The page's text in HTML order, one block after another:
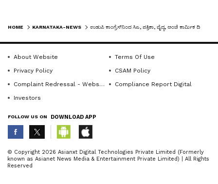
ಯಾದವ್ ಆಚಾರ್ಯ, ಅರ್ಚನಾ ದೇವಾಡಿಗ, ಸಚಿನ್
ಮತ್ತಿತರರು ಉಪಸ್ಥಿತರಿದ್ದರು.
ABOUT THE AUTHOR
K KannadaprabhaNewsNetwork
HOME KARNATAKA-NEWS
About Website
Terms Of Use
Privacy Policy
CSAM Policy
Complaint Redressal - Website
Compliance Report Digital
Investors
FOLLOW US ON DOWNLOAD APP
© Copyright 2026 Asianxt Digital Technologies Private Limited (Formerly
known as Asianet News Media & Entertainment Private Limited) | All Rights
Reserved